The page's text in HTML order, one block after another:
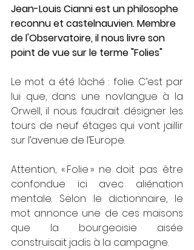
Jean-Louis Cianni est un philosophe
reconnu et castelnauvien. Membre
de l'Observatoire, il nous livre son
point de vue sur le terme "Folies"
Le mot a été lâché : folie. C’est par
lui que, dans une novlangue à la
Orwell, il nous faudrait désigner les
tours de neuf étages qui vont jaillir
sur l’avenue de l’Europe.
Attention, « Folie » ne doit pas être
confondue ici avec aliénation
mentale. Selon le dictionnaire, le
mot annonce une de ces maisons
que la bourgeoisie aisée
construisait jadis à la campagne.